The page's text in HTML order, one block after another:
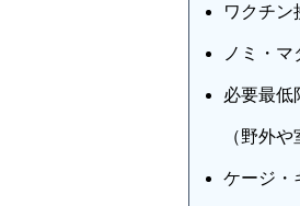
ワクチン
ノミ・
必要最低
（野外
ケージ・